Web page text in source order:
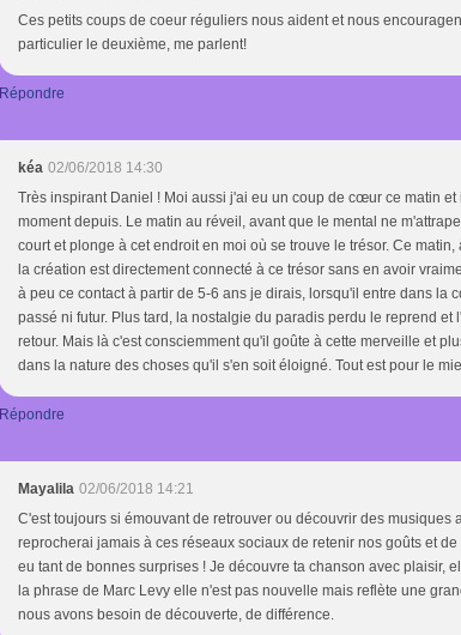
Ces petits coups de coeur réguliers nous aident et nous
particulier le deuxième, me parlent!
Répondre
kéa 02/06/2018 14:30
Très inspirant Daniel ! Moi aussi j'ai eu un coup de cœur ce matin
moment depuis. Le matin au réveil, avant que le mental ne
court et plonge à cet endroit en moi où se trouve le trésor. Ce
la création est directement connecté à ce trésor sans en avoir
à peu ce contact à partir de 5-6 ans je dirais, lorsqu'il entre dans la
passé ni futur. Plus tard, la nostalgie du paradis perdu le reprend et
retour. Mais là c'est consciemment qu'il goûte à cette merveille et
dans la nature des choses qu'il s'en soit éloigné. Tout est pour le
Répondre
Mayalila 02/06/2018 14:21
C'est toujours si émouvant de retrouver ou découvrir des musiques
reprocherai jamais à ces réseaux sociaux de retenir nos goûts et
eu tant de bonnes surprises ! Je découvre ta chanson avec plaisir,
la phrase de Marc Levy elle n'est pas nouvelle mais reflète une
nous avons besoin de découverte, de différence.